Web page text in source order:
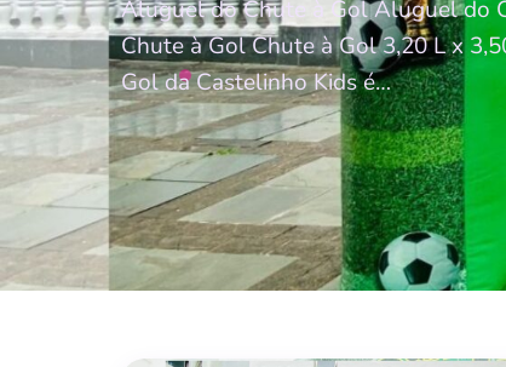
Aluguel do Chute à Gol Aluguel do
Chute à Gol Chute à Gol 3,20 L x
Gol da Castelinho Kids é…